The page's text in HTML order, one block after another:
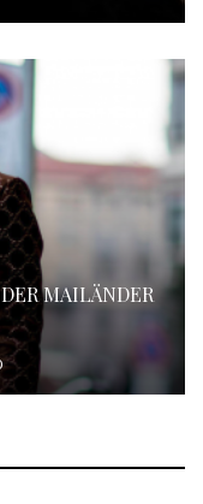
MAILÄNDER